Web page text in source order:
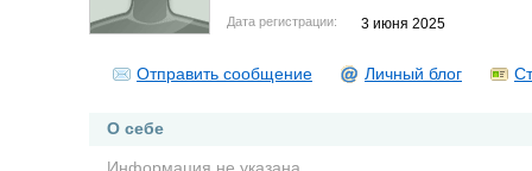
Дата регистрации: 3 июня 2025
Отправить сообщение Личный блог
О себе